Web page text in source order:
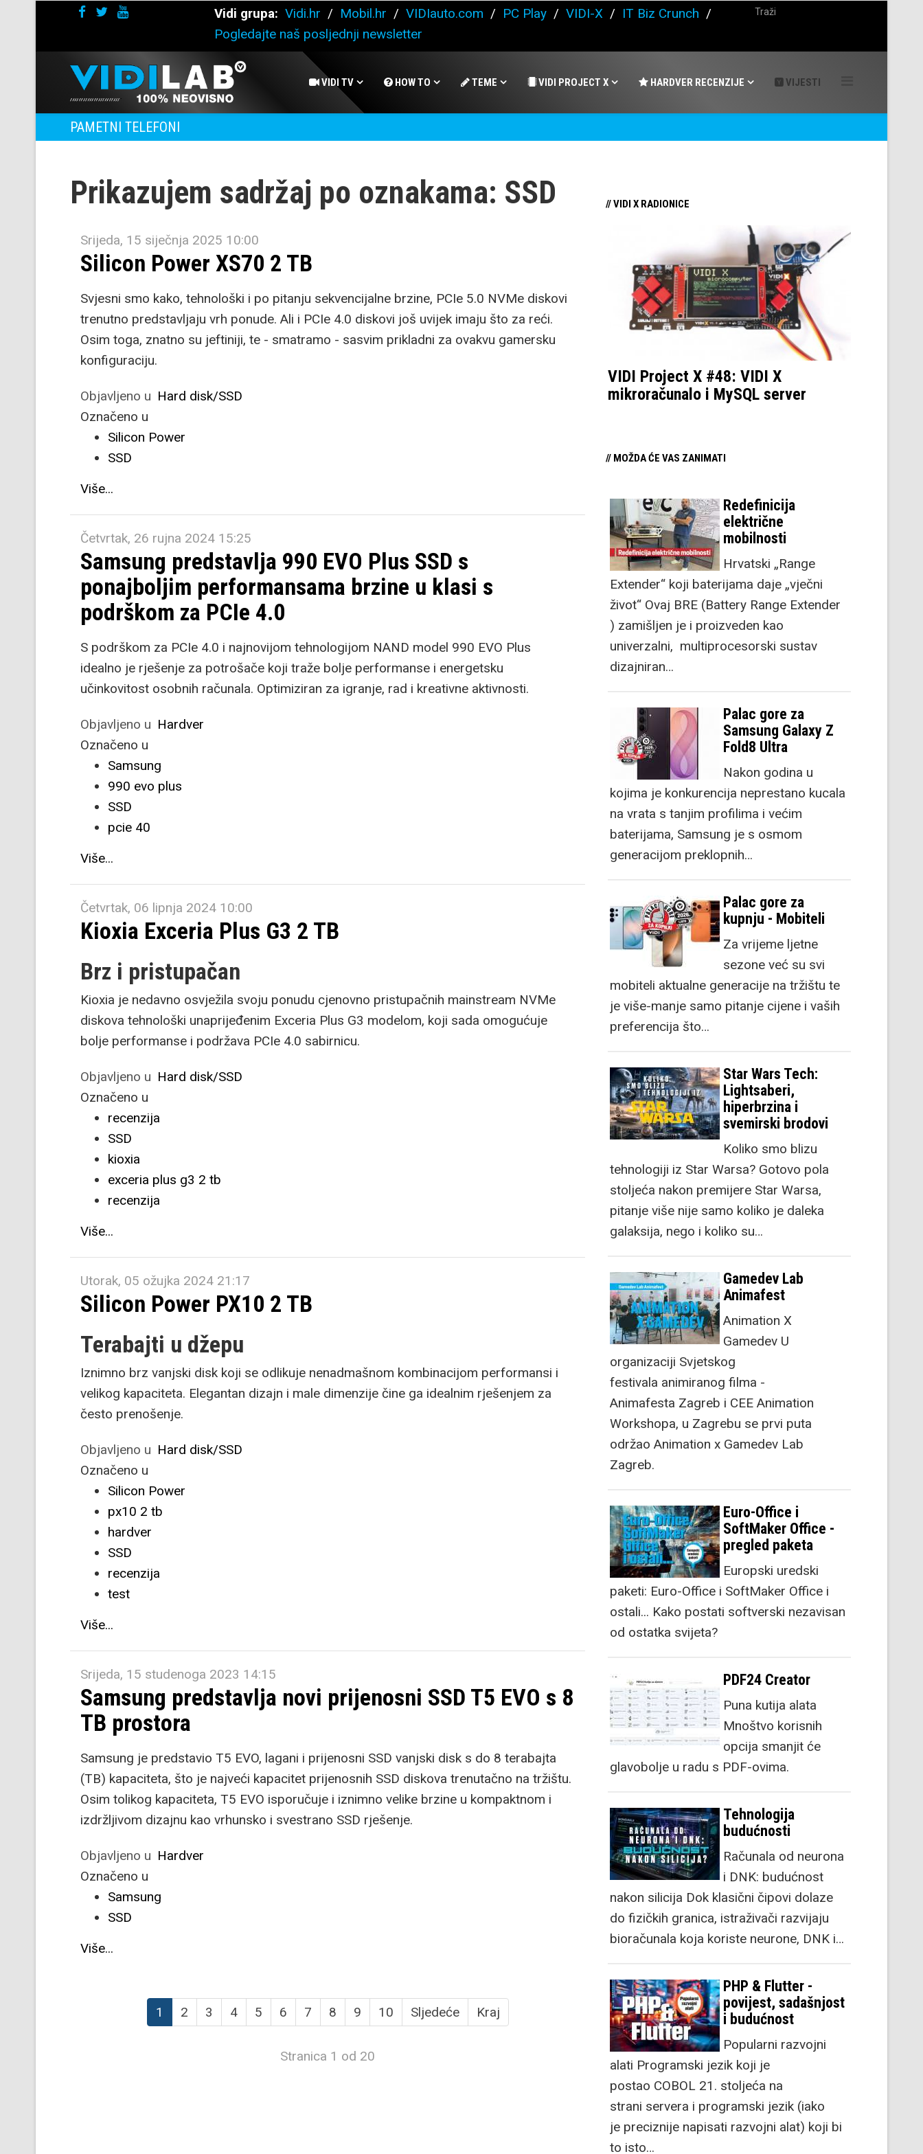
Vidi grupa: Vidi.hr / Mobil.hr / VIDIauto.com / PC Play / VIDI-X / IT Biz Crunch /
Pogledajte naš posljednji newsletter
VIDI TV HOW TO TEME VIDI PROJECT X HARDVER RECENZIJE VIJESTI
PAMETNI TELEFONI
Prikazujem sadržaj po oznakama: SSD
Srijeda, 15 siječnja 2025 10:00
Silicon Power XS70 2 TB
Svjesni smo kako, tehnološki i po pitanju sekvencijalne brzine, PCIe 5.0 NVMe diskovi
trenutno predstavljaju vrh ponude. Ali i PCIe 4.0 diskovi još uvijek imaju što za reći.
Osim toga, znatno su jeftiniji, te - smatramo - sasvim prikladni za ovakvu gamersku
konfiguraciju.
Objavljeno u Hard disk/SSD
Označeno u
Silicon Power
SSD
Više...
Četvrtak, 26 rujna 2024 15:25
Samsung predstavlja 990 EVO Plus SSD s
ponajboljim performansama brzine u klasi s
podrškom za PCIe 4.0
S podrškom za PCIe 4.0 i najnovijom tehnologijom NAND model 990 EVO Plus
idealno je rješenje za potrošače koji traže bolje performanse i energetsku
učinkovitost osobnih računala. Optimiziran za igranje, rad i kreativne aktivnosti.
Objavljeno u Hardver
Označeno u
Samsung
990 evo plus
SSD
pcie 40
Više...
Četvrtak, 06 lipnja 2024 10:00
Kioxia Exceria Plus G3 2 TB
Brz i pristupačan
Kioxia je nedavno osvježila svoju ponudu cjenovno pristupačnih mainstream NVMe
diskova tehnološki unaprijeđenim Exceria Plus G3 modelom, koji sada omogućuje
bolje performanse i podržava PCIe 4.0 sabirnicu.
Objavljeno u Hard disk/SSD
Označeno u
recenzija
SSD
kioxia
exceria plus g3 2 tb
recenzija
Više...
Utorak, 05 ožujka 2024 21:17
Silicon Power PX10 2 TB
Terabajti u džepu
Iznimno brz vanjski disk koji se odlikuje nenadmašnom kombinacijom performansi i
velikog kapaciteta. Elegantan dizajn i male dimenzije čine ga idealnim rješenjem za
često prenošenje.
Objavljeno u Hard disk/SSD
Označeno u
Silicon Power
px10 2 tb
hardver
SSD
recenzija
test
Više...
Srijeda, 15 studenoga 2023 14:15
Samsung predstavlja novi prijenosni SSD T5 EVO s 8
TB prostora
Samsung je predstavio T5 EVO, lagani i prijenosni SSD vanjski disk s do 8 terabajta
(TB) kapaciteta, što je najveći kapacitet prijenosnih SSD diskova trenutačno na tržištu.
Osim tolikog kapaciteta, T5 EVO isporučuje i iznimno velike brzine u kompaktnom i
izdržljivom dizajnu kao vrhunsko i svestrano SSD rješenje.
Objavljeno u Hardver
Označeno u
Samsung
SSD
Više...
1 2 3 4 5 6 7 8 9 10 Sljedeće Kraj
Stranica 1 od 20
// VIDI X RADIONICE
VIDI Project X #48: VIDI X
mikroračunalo i MySQL server
// MOŽDA ĆE VAS ZANIMATI
Redefinicija
električne
mobilnosti
Hrvatski „Range
Extender“ koji baterijama daje „vječni
život“ Ovaj BRE (Battery Range Extender
) zamišljen je i proizveden kao
univerzalni, multiprocesorski sustav
dizajniran…
Palac gore za
Samsung Galaxy Z
Fold8 Ultra
Nakon godina u
kojima je konkurencija neprestano kucala
na vrata s tanjim profilima i većim
baterijama, Samsung je s osmom
generacijom preklopnih…
Palac gore za
kupnju - Mobiteli
Za vrijeme ljetne
sezone već su svi
mobiteli aktualne generacije na tržištu te
je više-manje samo pitanje cijene i vaših
preferencija što…
Star Wars Tech:
Lightsaberi,
hiperbrzina i
svemirski brodovi
Koliko smo blizu
tehnologiji iz Star Warsa? Gotovo pola
stoljeća nakon premijere Star Warsa,
pitanje više nije samo koliko je daleka
galaksija, nego i koliko su…
Gamedev Lab
Animafest
Animation X
Gamedev U
organizaciji Svjetskog
festivala animiranog filma -
Animafesta Zagreb i CEE Animation
Workshopa, u Zagrebu se prvi puta
održao Animation x Gamedev Lab
Zagreb.
Euro-Office i
SoftMaker Office -
pregled paketa
Europski uredski
paketi: Euro-Office i SoftMaker Office i
ostali... Kako postati softverski nezavisan
od ostatka svijeta?
PDF24 Creator
Puna kutija alata
Mnoštvo korisnih
opcija smanjit će
glavobolje u radu s PDF-ovima.
Tehnologija
budućnosti
Računala od neurona
i DNK: budućnost
nakon silicija Dok klasični čipovi dolaze
do fizičkih granica, istraživači razvijaju
bioračunala koja koriste neurone, DNK i…
PHP & Flutter -
povijest, sadašnjost
i budućnost
Popularni razvojni
alati Programski jezik koji je
postao COBOL 21. stoljeća na
strani servera i programski jezik (iako
je preciznije napisati razvojni alat) koji bi
to isto…